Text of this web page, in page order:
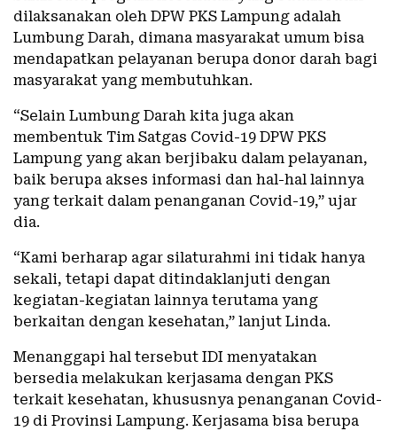
dilaksanakan oleh DPW PKS Lampung adalah
Lumbung Darah, dimana masyarakat umum bisa
mendapatkan pelayanan berupa donor darah bagi
masyarakat yang membutuhkan.
“Selain Lumbung Darah kita juga akan
membentuk Tim Satgas Covid-19 DPW PKS
Lampung yang akan berjibaku dalam pelayanan,
baik berupa akses informasi dan hal-hal lainnya
yang terkait dalam penanganan Covid-19,” ujar
dia.
“Kami berharap agar silaturahmi ini tidak hanya
sekali, tetapi dapat ditindaklanjuti dengan
kegiatan-kegiatan lainnya terutama yang
berkaitan dengan kesehatan,” lanjut Linda.
Menanggapi hal tersebut IDI menyatakan
bersedia melakukan kerjasama dengan PKS
terkait kesehatan, khususnya penanganan Covid-
19 di Provinsi Lampung. Kerjasama bisa berupa